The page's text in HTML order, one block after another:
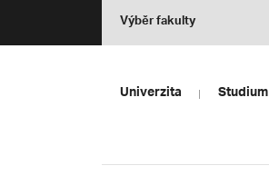
Výběr fakulty
Univerzita Studium